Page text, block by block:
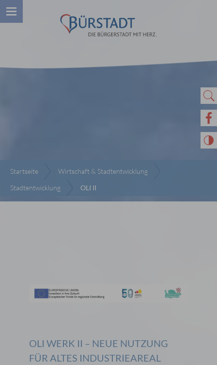
Startseite
Wirtschaft & Stadtentwicklung
Stadtentwicklung
OLI II
OLI WERK II – NEUE NUTZUNG
FÜR ALTES INDUSTRIEAREAL